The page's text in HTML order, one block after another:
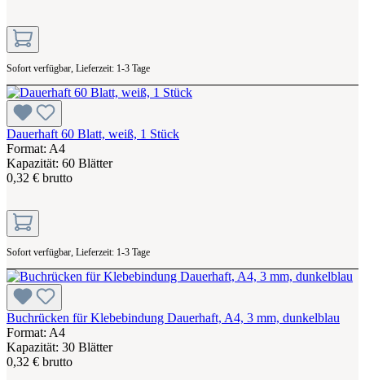
Sofort verfügbar, Lieferzeit: 1-3 Tage
Dauerhaft 60 Blatt, weiß, 1 Stück
Format: A4
Kapazität: 60 Blätter
0,32 € brutto
Sofort verfügbar, Lieferzeit: 1-3 Tage
Buchrücken für Klebebindung Dauerhaft, A4, 3 mm, dunkelblau
Format: A4
Kapazität: 30 Blätter
0,32 € brutto